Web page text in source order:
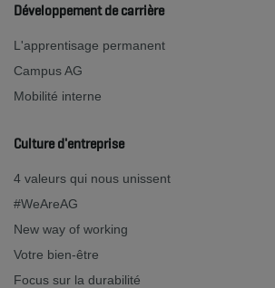
Développement de carrière
L'apprentisage permanent
Campus AG
Mobilité interne
Culture d'entreprise
4 valeurs qui nous unissent
#WeAreAG
New way of working
Votre bien-être
Focus sur la durabilité